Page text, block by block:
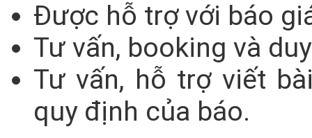
Được hỗ trợ với báo
Tư vấn, booking và
Tư vấn, hỗ trợ viết
quy định của báo.